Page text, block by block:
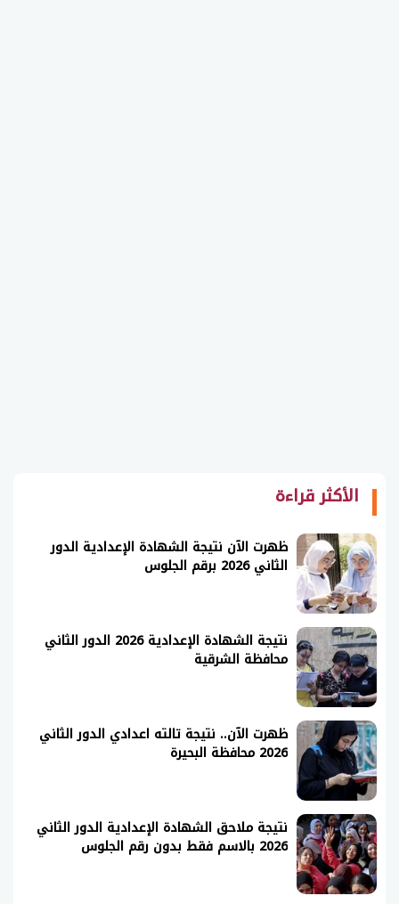
الأكثر قراءة
ظهرت الآن نتيجة الشهادة الإعدادية الدور
الثاني 2026 برقم الجلوس
نتيجة الشهادة الإعدادية 2026 الدور الثاني
محافظة الشرقية
ظهرت الآن.. نتيجة تالته اعدادي الدور الثاني
2026 محافظة البحيرة
نتيجة ملاحق الشهادة الإعدادية الدور الثاني
2026 بالاسم فقط بدون رقم الجلوس